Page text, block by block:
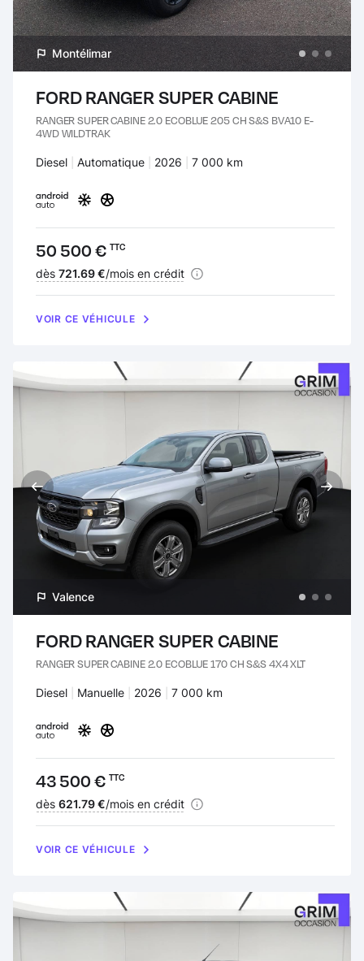
Montélimar
FORD RANGER SUPER CABINE
RANGER SUPER CABINE 2.0 ECOBLUE 205 CH S&S BVA10 E-
4WD WILDTRAK
Carburant :
Diesel Transmission :
Automatique Années :
2026 Kilomètres :
7 000 km
Prix :
50 500 € TTC
Financement :
dès 721.69 €/mois en crédit
VOIR CE VÉHICULE
Valence
FORD RANGER SUPER CABINE
RANGER SUPER CABINE 2.0 ECOBLUE 170 CH S&S 4X4 XLT
Carburant :
Diesel Transmission :
Manuelle Années :
2026 Kilomètres :
7 000 km
Prix :
43 500 € TTC
Financement :
dès 621.79 €/mois en crédit
VOIR CE VÉHICULE